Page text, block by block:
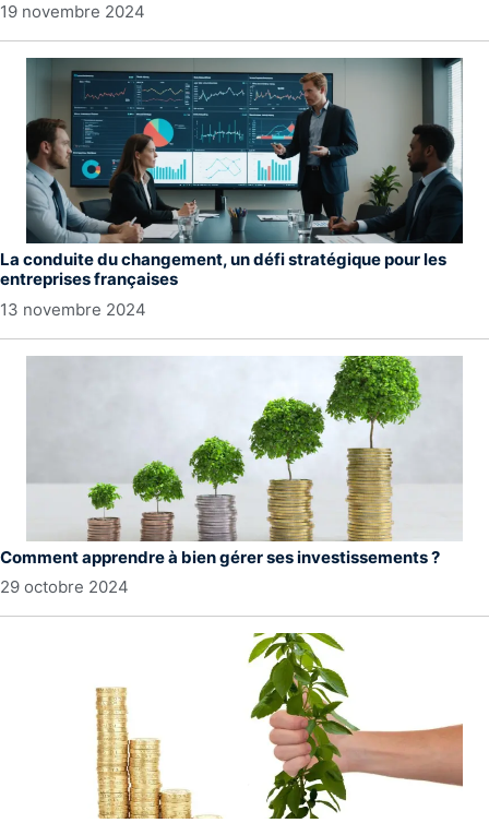
19 novembre 2024
La conduite du changement, un défi stratégique pour les
entreprises françaises
13 novembre 2024
Comment apprendre à bien gérer ses investissements ?
29 octobre 2024